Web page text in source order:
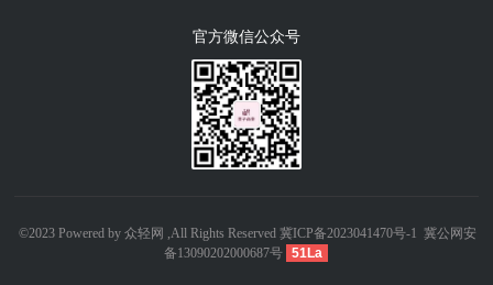
官方微信公众号
©2023 Powered by 众轻网 ,All Rights Reserved 冀ICP备2023041470号-1 冀公网安
备13090202000687号
51La